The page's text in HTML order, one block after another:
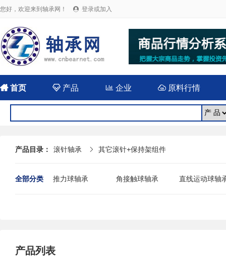
您好，欢迎来到轴承网！  登录或加入
首页  产品 企业 原料行情
产品目录： 滚针轴承  其它滚针+保持架组件
全部分类 推力球轴承 角接触球轴承
直线运动球轴
产品列表